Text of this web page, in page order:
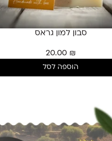
סבון למון גראס
20.00 ₪
הוספה לסל